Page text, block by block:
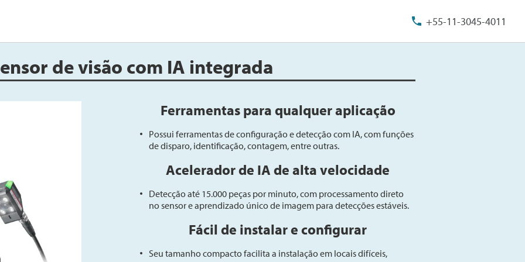
+55-11-3045-4011
de visão com IA integrada
Ferramentas para qualquer aplicação
Possui ferramentas de configuração e detecção com IA, com funções
de disparo, identificação, contagem, entre outras.
Acelerador de IA de alta velocidade
Detecção até 15.000 peças por minuto, com processamento direto
no sensor e aprendizado único de imagem para detecções estáveis.
Fácil de instalar e configurar
Seu tamanho compacto facilita a instalação em locais difíceis,